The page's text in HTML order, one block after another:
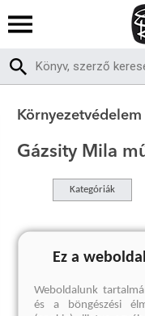
Környezetvédelem
Gázsity Mila
Kategóriák
A keresett
Ez a
Weboldalunk
és a böngészési